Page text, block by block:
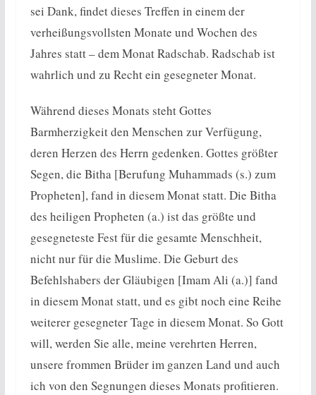
sei Dank, findet dieses Treffen in einem der
verheißungsvollsten Monate und Wochen des
Jahres statt – dem Monat Radschab. Radschab ist
wahrlich und zu Recht ein gesegneter Monat.
Während dieses Monats steht Gottes
Barmherzigkeit den Menschen zur Verfügung,
deren Herzen des Herrn gedenken. Gottes größter
Segen, die Bitha [Berufung Muhammads (s.) zum
Propheten], fand in diesem Monat statt. Die Bitha
des heiligen Propheten (a.) ist das größte und
gesegneteste Fest für die gesamte Menschheit,
nicht nur für die Muslime. Die Geburt des
Befehlshabers der Gläubigen [Imam Ali (a.)] fand
in diesem Monat statt, und es gibt noch eine Reihe
weiterer gesegneter Tage in diesem Monat. So Gott
will, werden Sie alle, meine verehrten Herren,
unsere frommen Brüder im ganzen Land und auch
ich von den Segnungen dieses Monats profitieren.